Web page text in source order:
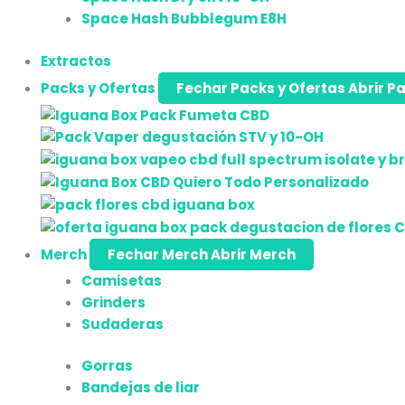
Space Hash Bubblegum E8H
Extractos
Packs y Ofertas
Fechar Packs y OfertasAbrir
Merch Fechar MerchAbrir Merch
Camisetas
Grinders
Sudaderas
Gorras
Bandejas de liar